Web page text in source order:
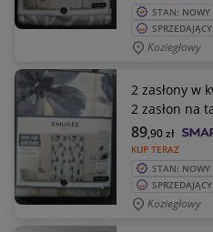
STAN: NOWY
Koziegłowy
2 zasłony w
2 zasłon na
KUP TERAZ
89,90zł
STAN: NOWY
Koziegłowy